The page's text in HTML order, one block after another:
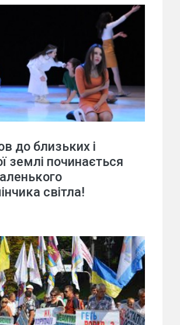
до близьких і
землі починається
світла!